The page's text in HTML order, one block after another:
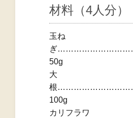
材料（4人分）
玉ね
ぎ
50g
大
根
100g
カリフラワ